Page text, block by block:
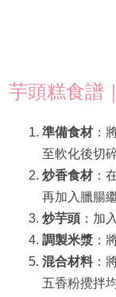
芋頭糕食譜
準備食材：
至軟化後切
炒香食材：
再加入臘腸
炒芋頭：加
調製米漿：
混合材料：
五香粉攪拌均